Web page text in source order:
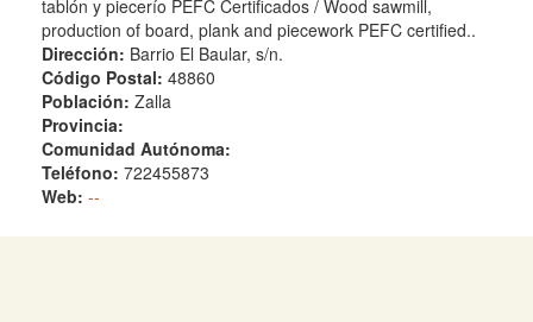
tablón y piecerío PEFC Certificados / Wood sawmill,
production of board, plank and piecework PEFC certified..
Dirección: Barrio El Baular, s/n.
Código Postal: 48860
Población: Zalla
Provincia:
Comunidad Autónoma:
Teléfono: 722455873
Web: --